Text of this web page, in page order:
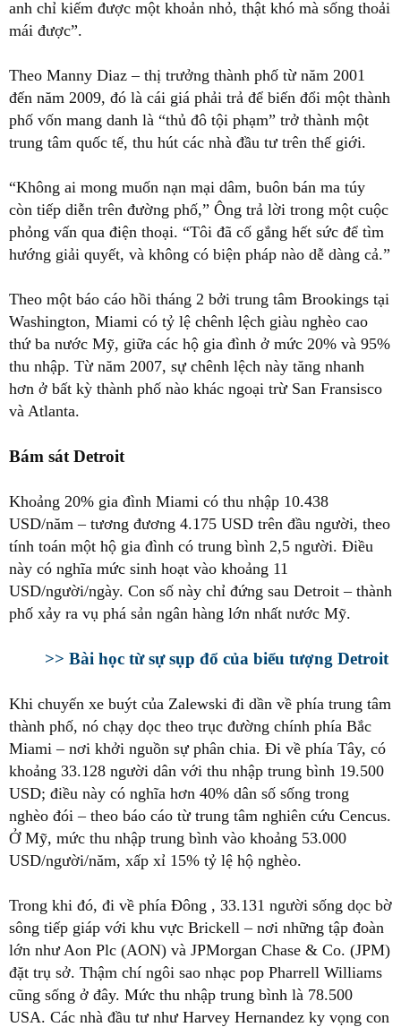
anh chỉ kiếm được một khoản nhỏ, thật khó mà sống thoải
mái được”.
Theo Manny Diaz – thị trưởng thành phố từ năm 2001
đến năm 2009, đó là cái giá phải trả để biến đổi một thành
phố vốn mang danh là “thủ đô tội phạm” trở thành một
trung tâm quốc tế, thu hút các nhà đầu tư trên thế giới.
“Không ai mong muốn nạn mại dâm, buôn bán ma túy
còn tiếp diễn trên đường phố,” Ông trả lời trong một cuộc
phỏng vấn qua điện thoại. “Tôi đã cố gắng hết sức để tìm
hướng giải quyết, và không có biện pháp nào dễ dàng cả.”
Theo một báo cáo hồi tháng 2 bởi trung tâm Brookings tại
Washington, Miami có tỷ lệ chênh lệch giàu nghèo cao
thứ ba nước Mỹ, giữa các hộ gia đình ở mức 20% và 95%
thu nhập. Từ năm 2007, sự chênh lệch này tăng nhanh
hơn ở bất kỳ thành phố nào khác ngoại trừ San Fransisco
và Atlanta.
Bám sát Detroit
Khoảng 20% gia đình Miami có thu nhập 10.438
USD/năm – tương đương 4.175 USD trên đầu người, theo
tính toán một hộ gia đình có trung bình 2,5 người. Điều
này có nghĩa mức sinh hoạt vào khoảng 11
USD/người/ngày. Con số này chỉ đứng sau Detroit – thành
phố xảy ra vụ phá sản ngân hàng lớn nhất nước Mỹ.
>> Bài học từ sự sụp đổ của biểu tượng Detroit
Khi chuyến xe buýt của Zalewski đi dần về phía trung tâm
thành phố, nó chạy dọc theo trục đường chính phía Bắc
Miami – nơi khởi nguồn sự phân chia. Đi về phía Tây, có
khoảng 33.128 người dân với thu nhập trung bình 19.500
USD; điều này có nghĩa hơn 40% dân số sống trong
nghèo đói – theo báo cáo từ trung tâm nghiên cứu Cencus.
Ở Mỹ, mức thu nhập trung bình vào khoảng 53.000
USD/người/năm, xấp xỉ 15% tỷ lệ hộ nghèo.
Trong khi đó, đi về phía Đông , 33.131 người sống dọc bờ
sông tiếp giáp với khu vực Brickell – nơi những tập đoàn
lớn như Aon Plc (AON) và JPMorgan Chase & Co. (JPM)
đặt trụ sở. Thậm chí ngôi sao nhạc pop Pharrell Williams
cũng sống ở đây. Mức thu nhập trung bình là 78.500
USA. Các nhà đầu tư như Harvey Hernandez ky vọng con